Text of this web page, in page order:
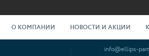
О КОМПАНИИ НОВОСТИ И АКЦИИ
info@ellips-